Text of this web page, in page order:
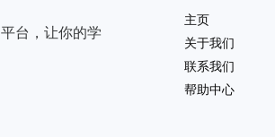
台，让你的学
主页
关于我们
联系我们
帮助中心